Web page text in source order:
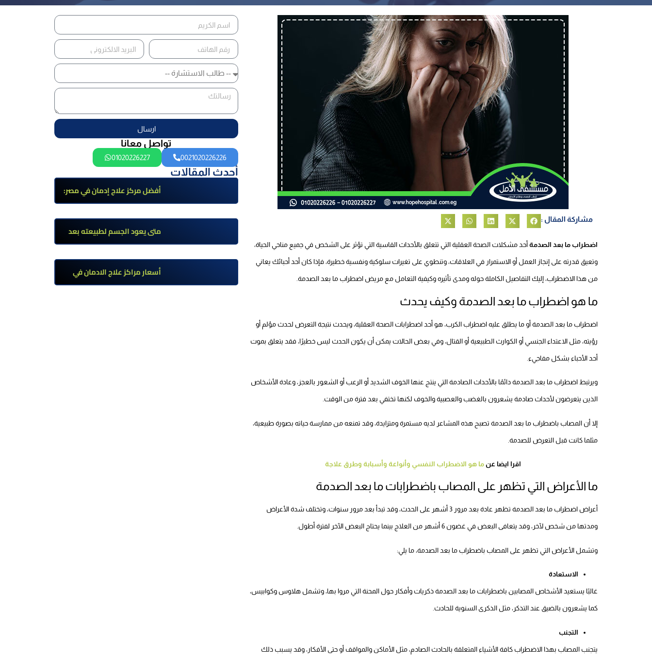
مشاركة المقال :
اضطراب ما بعد الصدمةأحد مشكلات الصحة العقلية التي تتعلق بالأحداث القاسية التي تؤثر على الشخص في جميع مناحي الحياة،
وتعيق قدرته على إنجاز العمل أو الاستمرار في العلاقات، وتنطوي على تغيرات سلوكية ونفسية خطيرة، فإذا كان أحد أحبائك يعاني
من هذا الاضطراب، إليك التفاصيل الكاملة حوله ومدى تأثيره وكيفية التعامل مع مريض اضطراب ما بعد الصدمة.
ما هو اضطراب ما بعد الصدمة وكيف يحدث
اضطراب ما بعد الصدمة أو ما يطلق عليه اضطراب الكرب، هو أحد اضطرابات الصحة العقلية، ويحدث نتيجة التعرض لحدث مؤلم أو
رؤيته، مثل الاعتداء الجنسي أو الكوارث الطبيعية أو القتال، وفي بعض الحالات يمكن أن يكون الحدث ليس خطيرًا، فقد يتعلق بموت
أحد الأحباء بشكل مفاجيء.
ويرتبط اضطراب ما بعد الصدمة دائمًا بالأحداث الصادمة التي ينتج عنها الخوف الشديد أو الرعب أو الشعور بالعجز، وعادة الأشخاص
الذين يتعرضون لأحداث صادمة يشعرون بالغضب والعصبية والخوف لكنها تختفي بعد فترة من الوقت.
إلا أن المصاب باضطراب ما بعد الصدمة تصبح هذه المشاعر لديه مستمرة ومتزايدة، وقد تمنعه من ممارسة حياته بصورة طبيعية،
مثلما كانت قبل التعرض للصدمة.
اقرا ايضا عنما هو الاضطراب النفسي وأنواعة وأسبابة وطرق علاجة
ما الأعراض التي تظهر على المصاب باضطرابات ما بعد الصدمة
أعراض اضطراب ما بعد الصدمة تظهر عادة بعد مرور 3 أشهر على الحدث، وقد تبدأ بعد مرور سنوات، وتختلف شدة الأعراض
ومدتها من شخص لآخر، وقد يتعافى البعض في غضون 6 أشهر من العلاج بينما يحتاج البعض الآخر لفترة أطول.
وتشمل الأعراض التي تظهر على المصاب باضطراب ما بعد الصدمة، ما يلي:
الاستعادة
غالبًا يستعيد الأشخاص المصابين باضطرابات ما بعد الصدمة ذكريات وأفكار حول المحنة التي مروا بها، وتشمل هلاوس وكوابيس،
كما يشعرون بالضيق عند التذكر، مثل الذكرى السنوية للحادث.
التجنب
يتجنب المصاب بهذا الاضطراب كافة الأشياء المتعلقة بالحادث الصادم، مثل الأماكن والمواقف أو حتى الأفكار، وقد يسبب ذلك
ارسال
تواصل معانا
0021020226226
01020226227
أحدث المقالات
أفضل مركز علاج إدمان في مصر:
برامج علاج معتمدة وتعافي آمن
تحت إشراف طبي
متى يعود الجسم لطبيعته بعد
ترك مخدر الآيس؟ مراحل التعافي
والعوامل المؤثرة
أسعار مراكز علاج الادمان في
مصر: كم تبلغ التكلفة وما الذي